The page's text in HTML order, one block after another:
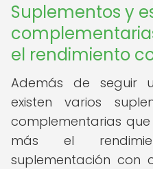
Suplementos y
el rendimiento
Además de seguir
existen varios
complementarias
más el
suplementación con